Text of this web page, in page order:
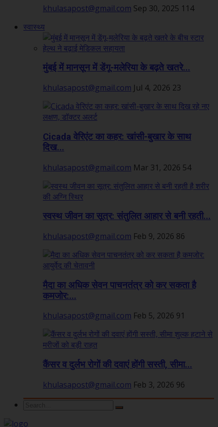
khulasapost@gmail.com Sep 30, 2025 114
स्वास्थ्य
मुंबई में मानसून में डेंगू-मलेरिया के बढ़ते खतरे...
khulasapost@gmail.com Jul 4, 2026 23
Cicada वेरिएंट का कहर: खांसी-बुखार के साथ
दिख...
khulasapost@gmail.com Mar 31, 2026 54
स्वस्थ जीवन का सूत्र: संतुलित आहार से बनी रहती...
khulasapost@gmail.com Feb 9, 2026 86
मैदा का अधिक सेवन पाचनतंत्र को कर सकता है
कमजोर:...
khulasapost@gmail.com Feb 5, 2026 91
कैंसर व दुर्लभ रोगों की दवाएं होंगी सस्ती, सीमा...
khulasapost@gmail.com Feb 3, 2026 96